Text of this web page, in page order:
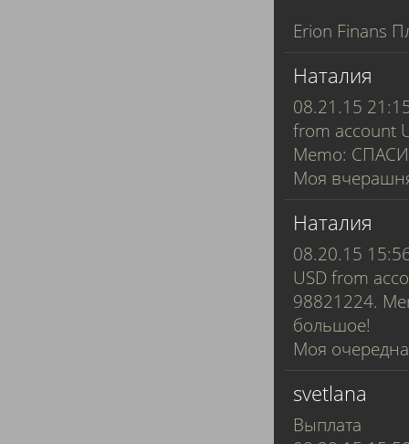
Erion Finans
Наталия
08.21.15
from account
Memo:
Моя
Наталия
08.20.15
USD from
98821224.
большое!
Моя
svetlana
Выплата